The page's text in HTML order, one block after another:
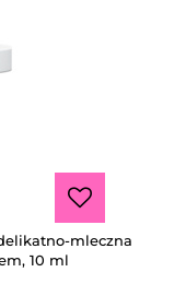
mleczna
10 ml